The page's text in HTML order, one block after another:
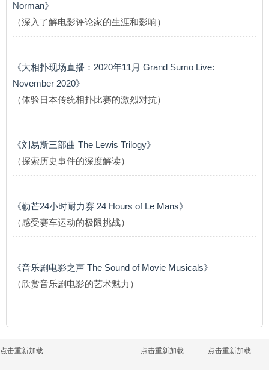
Norman》
（深入了解电影评论家的生涯和影响）
《大相扑现场直播：2020年11月 Grand Sumo Live:
November 2020》
（体验日本传统相扑比赛的激烈对抗）
《刘易斯三部曲 The Lewis Trilogy》
（探索历史事件的深度解读）
《勒芒24小时耐力赛 24 Hours of Le Mans》
（感受赛车运动的极限挑战）
《音乐剧电影之声 The Sound of Movie Musicals》
（欣赏音乐剧电影的艺术魅力）
点击重新加载 点击重新加载 点击重新加载